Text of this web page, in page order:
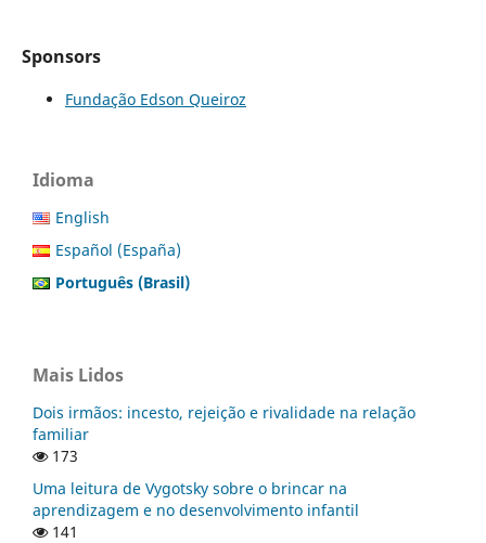
Sponsors
Fundação Edson Queiroz
Idioma
English
Español (España)
Português (Brasil)
Mais Lidos
Dois irmãos: incesto, rejeição e rivalidade na relação
familiar
173
Uma leitura de Vygotsky sobre o brincar na
aprendizagem e no desenvolvimento infantil
141